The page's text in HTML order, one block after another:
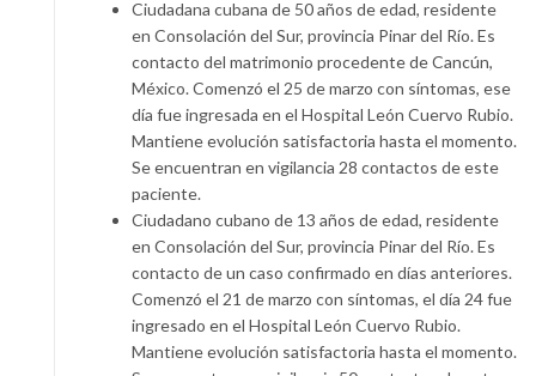
Ciudadana cubana de 50 años de edad, residente
en Consolación del Sur, provincia Pinar del Río. Es
contacto del matrimonio procedente de Cancún,
México. Comenzó el 25 de marzo con síntomas, ese
día fue ingresada en el Hospital León Cuervo Rubio.
Mantiene evolución satisfactoria hasta el momento.
Se encuentran en vigilancia 28 contactos de este
paciente.
Ciudadano cubano de 13 años de edad, residente
en Consolación del Sur, provincia Pinar del Río. Es
contacto de un caso confirmado en días anteriores.
Comenzó el 21 de marzo con síntomas, el día 24 fue
ingresado en el Hospital León Cuervo Rubio.
Mantiene evolución satisfactoria hasta el momento.